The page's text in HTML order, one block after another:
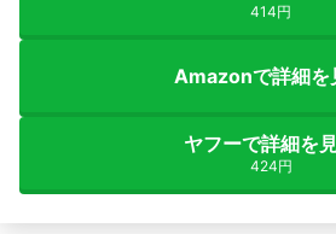
414円
Amazonで詳細を
ヤフーで詳細を
424円